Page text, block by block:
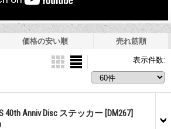
価格の安い順 売れ筋順
表示件数:
40th Anniv Disc ステッカー [DM267]